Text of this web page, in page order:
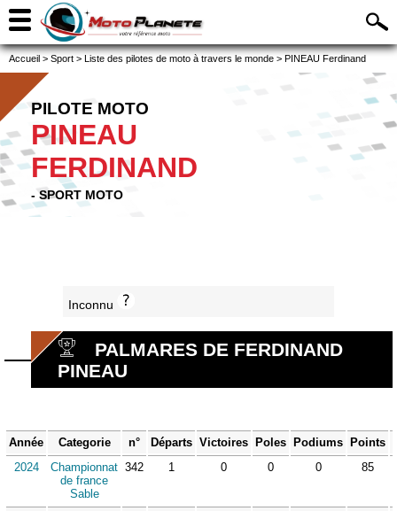
Accueil > Sport > Liste des pilotes de moto à travers le monde > PINEAU Ferdinand
PILOTE MOTO
PINEAU
FERDINAND
- SPORT MOTO
Inconnu
PALMARES DE FERDINAND
PINEAU
Année Categorie n° Départs Victoires Poles Podiums Points
2024
Championnat
de france
Sable
342 1 0 0 0 85